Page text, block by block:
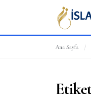
Ana Sayfa /